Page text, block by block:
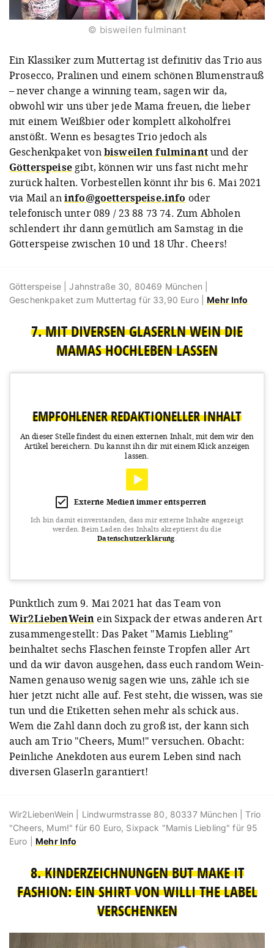
© bisweilen fulminant
Ein Klassiker zum Muttertag ist definitiv das Trio aus
Prosecco, Pralinen und einem schönen Blumenstrauß
– never change a winning team, sagen wir da,
obwohl wir uns über jede Mama freuen, die lieber
mit einem Weißbier oder komplett alkoholfrei
anstößt. Wenn es besagtes Trio jedoch als
Geschenkpaket vonbisweilen fulminantund der
Götterspeisegibt, können wir uns fast nicht mehr
zurück halten. Vorbestellen könnt ihr bis 6. Mai 2021
via Mail aninfo@goetterspeise.info oder
telefonisch unter 089 / 23 88 73 74. Zum Abholen
schlendert ihr dann gemütlich am Samstag in die
Götterspeise zwischen 10 und 18 Uhr. Cheers!
Götterspeise | Jahnstraße 30, 80469 München |
Geschenkpaket zum Muttertag für 33,90 Euro |Mehr Info
7. MIT DIVERSEN GLASERLN WEIN DIE
MAMAS HOCHLEBEN LASSEN
EMPFOHLENER REDAKTIONELLER INHALT
An dieser Stelle findest du einen externen Inhalt, mit dem wir den
Artikel bereichern. Du kannst ihn dir mit einem Klick anzeigen
lassen.
Externe Medien immer entsperren
Ich bin damit einverstanden, dass mir externe Inhalte angezeigt
werden. Beim Laden des Inhalts akzeptierst du die
Datenschutzerklärung.
A post shared by wir2liebenwein (@wir2liebenwein)
Pünktlich zum 9. Mai 2021 hat das Team von
Wir2LiebenWein ein Sixpack der etwas anderen Art
zusammengestellt: Das Paket "Mamis Liebling"
beinhaltet sechs Flaschen feinste Tropfen aller Art
und da wir davon ausgehen, dass euch random Wein-
Namen genauso wenig sagen wie uns, zähle ich sie
hier jetzt nicht alle auf. Fest steht, die wissen, was sie
tun und die Etiketten sehen mehr als schick aus.
Wem die Zahl dann doch zu groß ist, der kann sich
auch am Trio "Cheers, Mum!" versuchen. Obacht:
Peinliche Anekdoten aus eurem Leben sind nach
diversen Glaserln garantiert!
Wir2LiebenWein | Lindwurmstrasse 80, 80337 München | Trio
"Cheers, Mum!" für 60 Euro, Sixpack "Mamis Liebling" für 95
Euro |Mehr Info
8. KINDERZEICHNUNGEN BUT MAKE IT
FASHION: EIN SHIRT VON WILLI THE LABEL
VERSCHENKEN